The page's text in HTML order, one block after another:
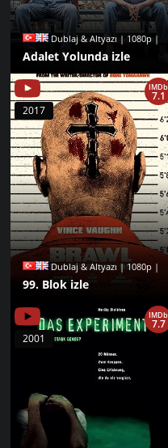
Dublaj & Altyazı | 1080p |
Adalet Yolunda izle
Dublaj & Altyazı | 1080p |
99. Blok izle
IMDb
7.1
2017
IMDb
7.7
2001